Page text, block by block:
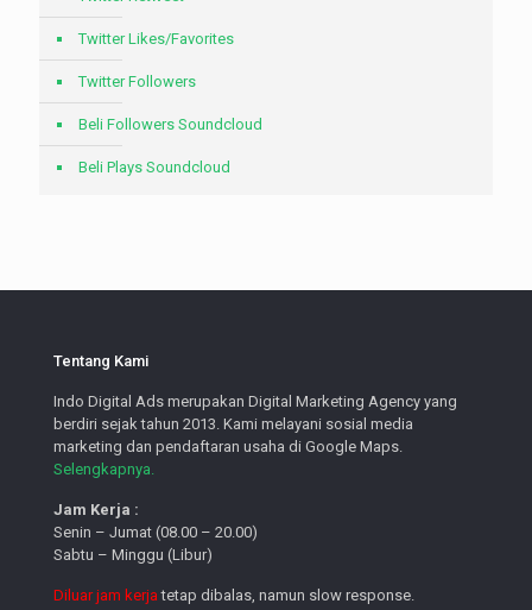
Twitter Likes/Favorites
Twitter Followers
Beli Followers Soundcloud
Beli Plays Soundcloud
Tentang Kami
Indo Digital Ads merupakan Digital Marketing Agency yang
berdiri sejak tahun 2013. Kami melayani sosial media
marketing dan pendaftaran usaha di Google Maps.
Selengkapnya.
Jam Kerja :
Senin – Jumat (08.00 – 20.00)
Sabtu – Minggu (Libur)
Diluar jam kerja tetap dibalas, namun slow response.